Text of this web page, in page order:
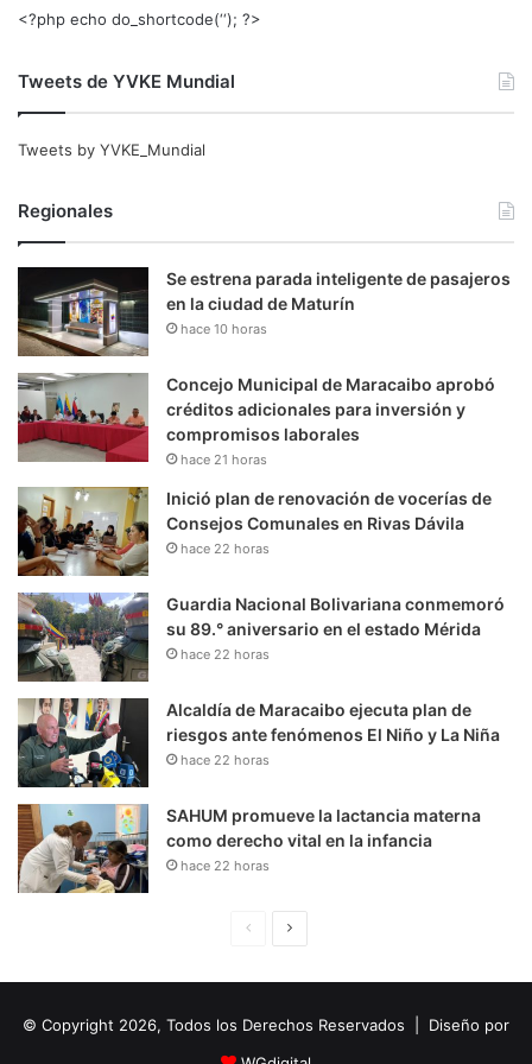
<?php echo do_shortcode(‘‘); ?>
Tweets de YVKE Mundial
Tweets by YVKE_Mundial
Regionales
Se estrena parada inteligente de pasajeros
en la ciudad de Maturín
hace 10 horas
Concejo Municipal de Maracaibo aprobó
créditos adicionales para inversión y
compromisos laborales
hace 21 horas
Inició plan de renovación de vocerías de
Consejos Comunales en Rivas Dávila
hace 22 horas
Guardia Nacional Bolivariana conmemoró
su 89.° aniversario en el estado Mérida
hace 22 horas
Alcaldía de Maracaibo ejecuta plan de
riesgos ante fenómenos El Niño y La Niña
hace 22 horas
SAHUM promueve la lactancia materna
como derecho vital en la infancia
hace 22 horas
i
u
© Copyright 2026, Todos los Derechos Reservados | Diseño por